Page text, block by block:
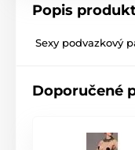
Popis
Sexy podvazkový
Doporučené